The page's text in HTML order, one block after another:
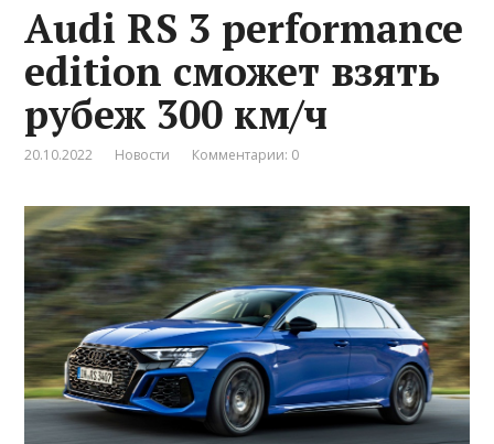
Audi RS 3 performance
edition сможет взять
рубеж 300 км/ч
20.10.2022 Новости Комментарии: 0